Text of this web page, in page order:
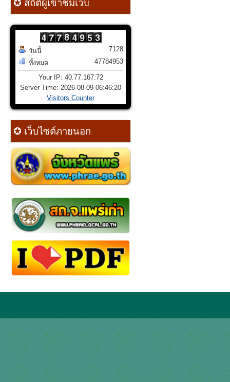
✪ สถิติผู้เข้าชมเว็บ
วันนี้
ทั้งหมด
7128
47784953
Your IP: 40.77.167.72
Server Time: 2026-08-09 06:46:20
Visitors Counter
✪ เว็บไซต์ภายนอก